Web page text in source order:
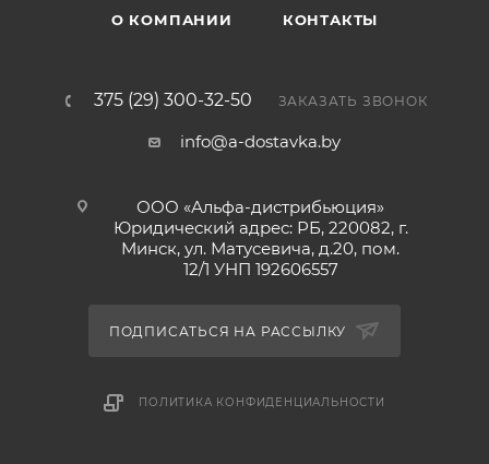
О КОМПАНИИ КОНТАКТЫ
375 (29) 300-32-50 ЗАКАЗАТЬ ЗВОНОК
info@a-dostavka.by
ООО «Альфа-дистрибьюция»
Юридический адрес: РБ, 220082, г.
Минск, ул. Матусевича, д.20, пом.
12/1 УНП 192606557
ПОДПИСАТЬСЯ НА РАССЫЛКУ
ПОЛИТИКА КОНФИДЕНЦИАЛЬНОСТИ